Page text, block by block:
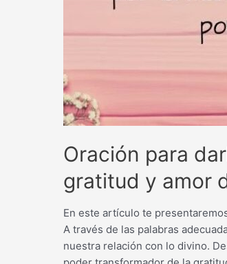
Oración para
gratitud y amor
En este artículo te
A través de las palabras
nuestra relación con lo divino.